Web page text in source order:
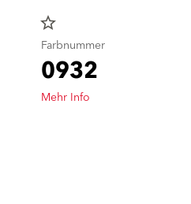
star_border
Farbnummer
0932
Mehr Info